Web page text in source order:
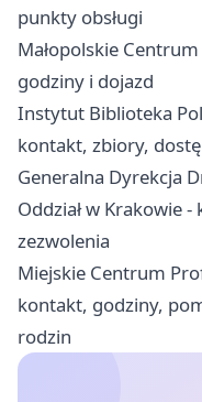
punkty obsługi
Małopolskie
godziny i dojazd
Instytut Biblioteka
kontakt, zbiory,
Generalna Dyrekcja
Oddział w Krakowie
zezwolenia
Miejskie Centrum
kontakt, godziny,
rodzin